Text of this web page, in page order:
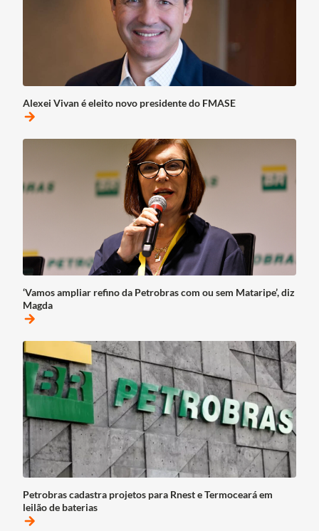
Alexei Vivan é eleito novo presidente do FMASE
arrow_forward
‘Vamos ampliar refino da Petrobras com ou sem Mataripe’, diz
Magda
arrow_forward
Petrobras cadastra projetos para Rnest e Termoceará em
leilão de baterias
arrow_forward